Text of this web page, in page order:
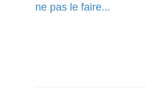
ne pas le faire...